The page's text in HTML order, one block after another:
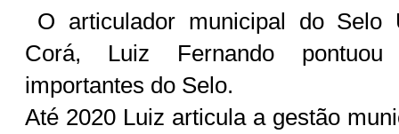
O articulador municipal do Selo
Corá, Luiz Fernando
importantes do Selo.
Até 2020 Luiz articula a gestão